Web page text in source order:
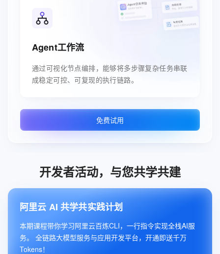
Agent工作流
通过可视化节点编排，能够将多步骤复杂任务串联
成稳定可控、可复现的执行链路。
免费试用
开发者活动，与您共学共建
阿里云 AI 共学共实践计划
本期课程带你学习阿里云百炼CLI，一行指令实现全栈AI服
务。 全链路大模型服务与应用开发平台，开通即送千万
Tokens！